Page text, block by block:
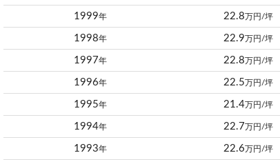
1999年 22.8万円/坪
1998年 22.9万円/坪
1997年 22.8万円/坪
1996年 22.5万円/坪
1995年 21.4万円/坪
1994年 22.7万円/坪
1993年 22.6万円/坪